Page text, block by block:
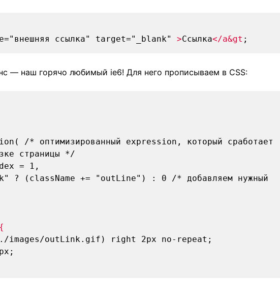
ссылка" target="_blank" >Ссылка</a&gt ;
— наш горячо любимый ie6! Для него прописываем в CSS:
/* оптимизированный expression, который сработает
страницы */
= 1,
? (className += "outLine") : 0 /* добавляем нужный
images/outLink.gif) right 2px no-repeat;